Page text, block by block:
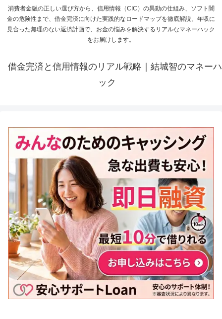
消費者金融の正しい選び方から、信用情報（CIC）の異動の仕組み、ソフト闇
金の危険性まで、借金完済に向けた実践的なロードマップを徹底解説。年収に
見合った無理のない返済計画で、お金の悩みを解決するリアルなマネーハック
をお届けします。
借金完済と信用情報のリアル戦略｜結城智のマネーハ
ック